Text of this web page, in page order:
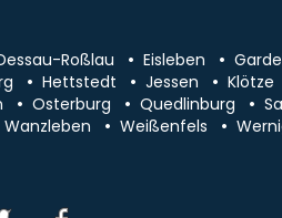
Roßlau Eisleben
Hettstedt Jessen Klötze
Osterburg Quedlinburg
Wanzleben Weißenfels